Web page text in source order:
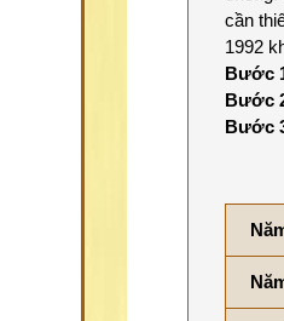
cần
1992
Bước
Bước
Bước